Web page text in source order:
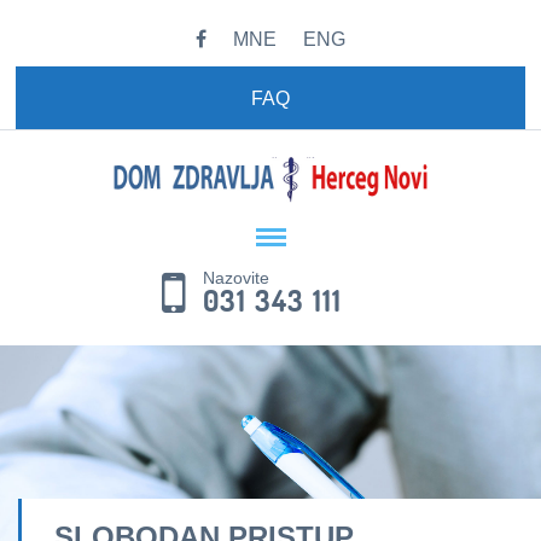
MNE ENG
FAQ
Nazovite
031 343 111